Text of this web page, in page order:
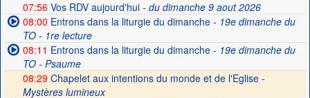
07:56Vos RDV aujourd'hui- du dimanche 9 aout 2026
08:00 Entrons dans la liturgie du dimanche- 19e dimanche du
TO - 1re lecture
08:11 Entrons dans la liturgie du dimanche- 19e dimanche du
TO - Psaume
08:29 Chapelet aux intentions du monde et de l'Eglise -
Mystères lumineux